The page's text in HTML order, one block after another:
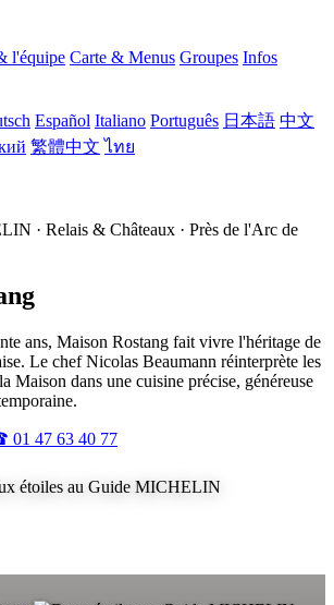
l'équipe Carte & Menus Groupes Infos
Español Italiano Português 日本語 中文
繁體中文 ไทย
· Relais & Châteaux · Près de l'Arc de
ans, Maison Rostang fait vivre l'héritage de
Le chef Nicolas Beaumann réinterprète les
Maison dans une cuisine précise, généreuse
47 63 40 77